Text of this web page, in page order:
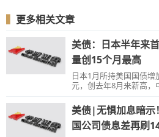
更多相关文章
美债：日本半年来
量创15个月最高
日本1月所持美国国债
元，创去年8月来新高，
国政府债务总量创史上
股破纪录。
美债|无惧加息暗示
国公司债息差再刷